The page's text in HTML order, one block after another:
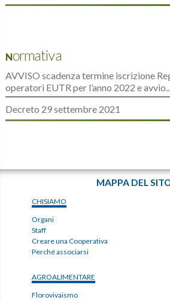
Normativa
AVVISO scadenza termine iscrizione
operatori EUTR per l’anno 2022 e avvio...
Decreto 29 settembre 2021
MAPPA DEL
CHISIAMO
Organi
Staff
Creare una Cooperativa
Perché associarsi
AGROALIMENTARE
Florovivaismo